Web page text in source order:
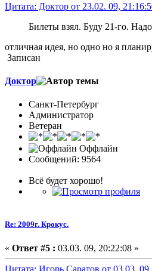
Цитата: Доктор от 23.02. 09,
Билеты взял. Буду 21-го.
отличная идея, но одно но я
Записан
Доктор
Санкт-Петербург
Администратор
Ветеран
Оффлайн
Сообщений: 9564
Всё будет хорошо!
Re: 2009г. Крокус.
« Ответ #5 : 03.03. 09, 20:22:08 »
Цитата: Игорь Саратов от 03.03.